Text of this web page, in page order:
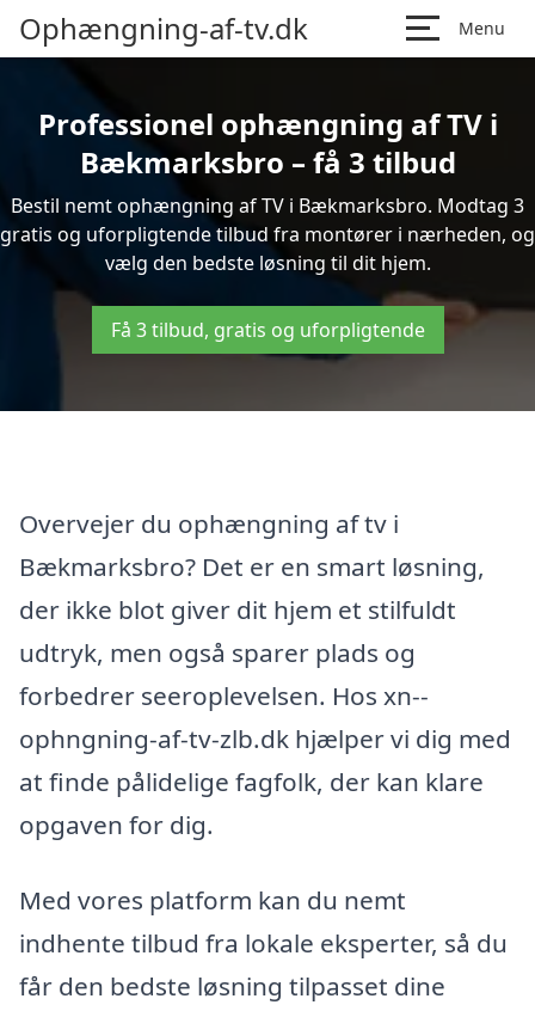
Ophængning-af-tv.dk Menu
Professionel ophængning af TV i
Bækmarksbro – få 3 tilbud
Bestil nemt ophængning af TV i Bækmarksbro. Modtag 3
gratis og uforpligtende tilbud fra montører i nærheden, og
vælg den bedste løsning til dit hjem.
Få 3 tilbud, gratis og uforpligtende
Overvejer du ophængning af tv i
Bækmarksbro? Det er en smart løsning,
der ikke blot giver dit hjem et stilfuldt
udtryk, men også sparer plads og
forbedrer seeroplevelsen. Hos xn--
ophngning-af-tv-zlb.dk hjælper vi dig med
at finde pålidelige fagfolk, der kan klare
opgaven for dig.
Med vores platform kan du nemt
indhente tilbud fra lokale eksperter, så du
får den bedste løsning tilpasset dine